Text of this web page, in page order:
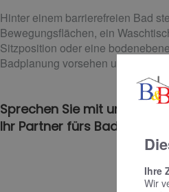
Hinter einem barrierefreien Bad
Bewegungsflächen, ein
Sitzposition oder eine
Badplanung vorsehen und später
Sprechen Sie mit uns und
Ihr Partner fürs Bad in Lingen.
Ihre
Wir